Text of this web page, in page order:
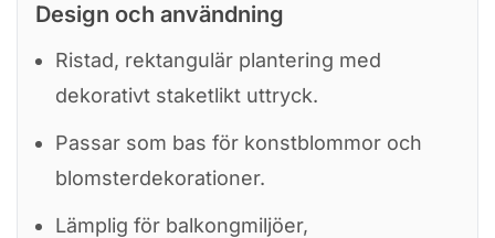
Design och användning
Ristad, rektangulär plantering med
dekorativt staketlikt uttryck.
Passar som bas för konstblommor och
blomsterdekorationer.
Lämplig för balkongmiljöer,